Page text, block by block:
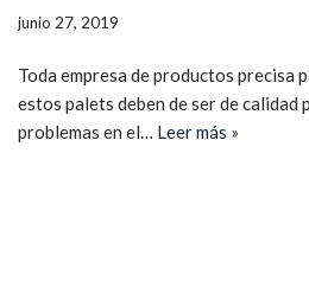
junio 27, 2019
Toda empresa de productos precisa
estos palets deben de ser de calidad
problemas en el… Leer más »